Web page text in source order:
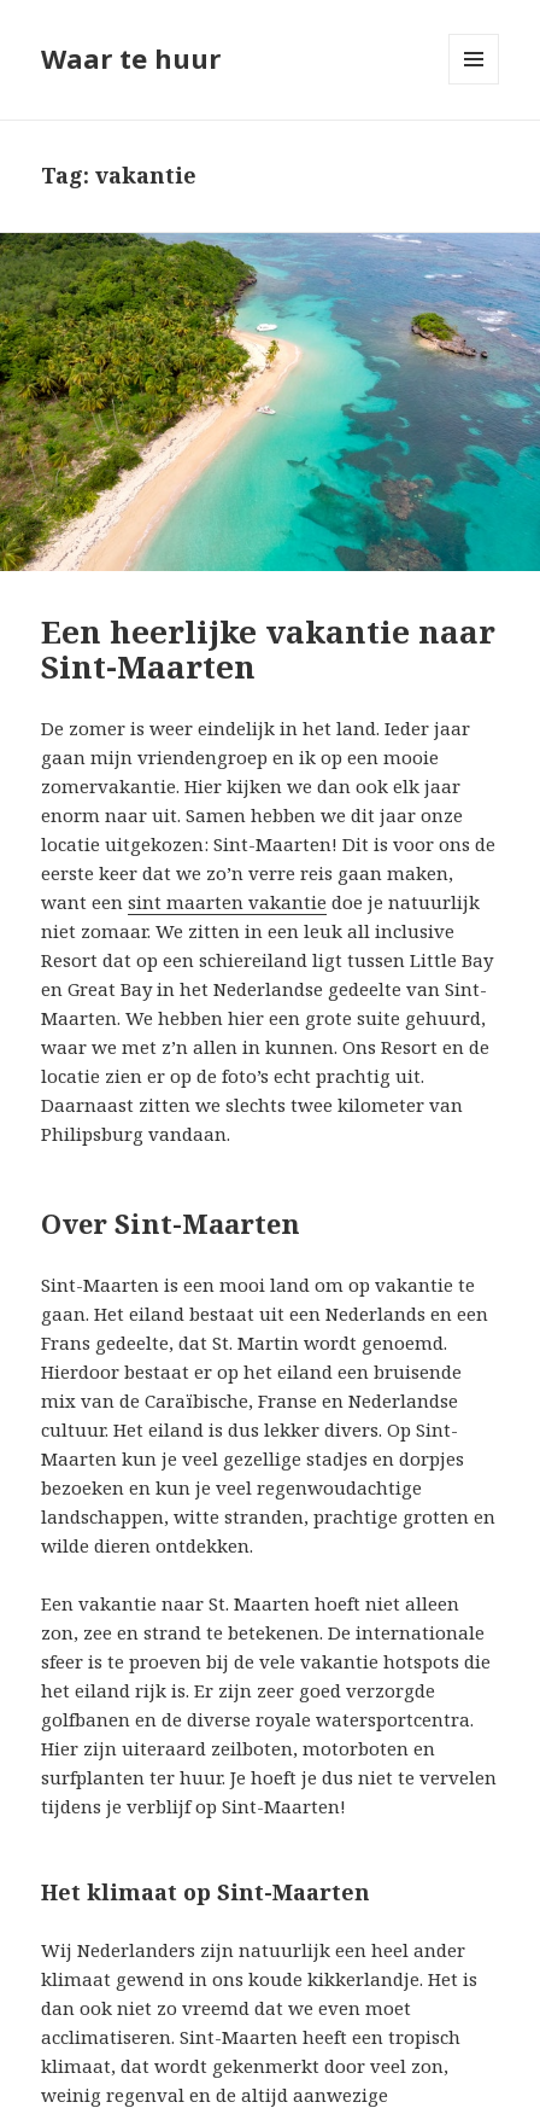
Waar te huur
Tag: vakantie
Een heerlijke vakantie naar
Sint-Maarten
De zomer is weer eindelijk in het land. Ieder jaar
gaan mijn vriendengroep en ik op een mooie
zomervakantie. Hier kijken we dan ook elk jaar
enorm naar uit. Samen hebben we dit jaar onze
locatie uitgekozen: Sint-Maarten! Dit is voor ons de
eerste keer dat we zo’n verre reis gaan maken,
want eensint maarten vakantie doe je natuurlijk
niet zomaar. We zitten in een leuk all inclusive
Resort dat op een schiereiland ligt tussen Little Bay
en Great Bay in het Nederlandse gedeelte van Sint-
Maarten. We hebben hier een grote suite gehuurd,
waar we met z’n allen in kunnen. Ons Resort en de
locatie zien er op de foto’s echt prachtig uit.
Daarnaast zitten we slechts twee kilometer van
Philipsburg vandaan.
Over Sint-Maarten
Sint-Maarten is een mooi land om op vakantie te
gaan. Het eiland bestaat uit een Nederlands en een
Frans gedeelte, dat St. Martin wordt genoemd.
Hierdoor bestaat er op het eiland een bruisende
mix van de Caraïbische, Franse en Nederlandse
cultuur. Het eiland is dus lekker divers. Op Sint-
Maarten kun je veel gezellige stadjes en dorpjes
bezoeken en kun je veel regenwoudachtige
landschappen, witte stranden, prachtige grotten en
wilde dieren ontdekken.
Een vakantie naar St. Maarten hoeft niet alleen
zon, zee en strand te betekenen. De internationale
sfeer is te proeven bij de vele vakantie hotspots die
het eiland rijk is. Er zijn zeer goed verzorgde
golfbanen en de diverse royale watersportcentra.
Hier zijn uiteraard zeilboten, motorboten en
surfplanten ter huur. Je hoeft je dus niet te vervelen
tijdens je verblijf op Sint-Maarten!
Het klimaat op Sint-Maarten
Wij Nederlanders zijn natuurlijk een heel ander
klimaat gewend in ons koude kikkerlandje. Het is
dan ook niet zo vreemd dat we even moet
acclimatiseren. Sint-Maarten heeft een tropisch
klimaat, dat wordt gekenmerkt door veel zon,
weinig regenval en de altijd aanwezige